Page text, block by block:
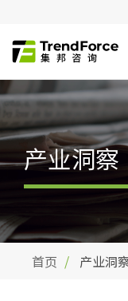
产业洞察
首页 产业洞